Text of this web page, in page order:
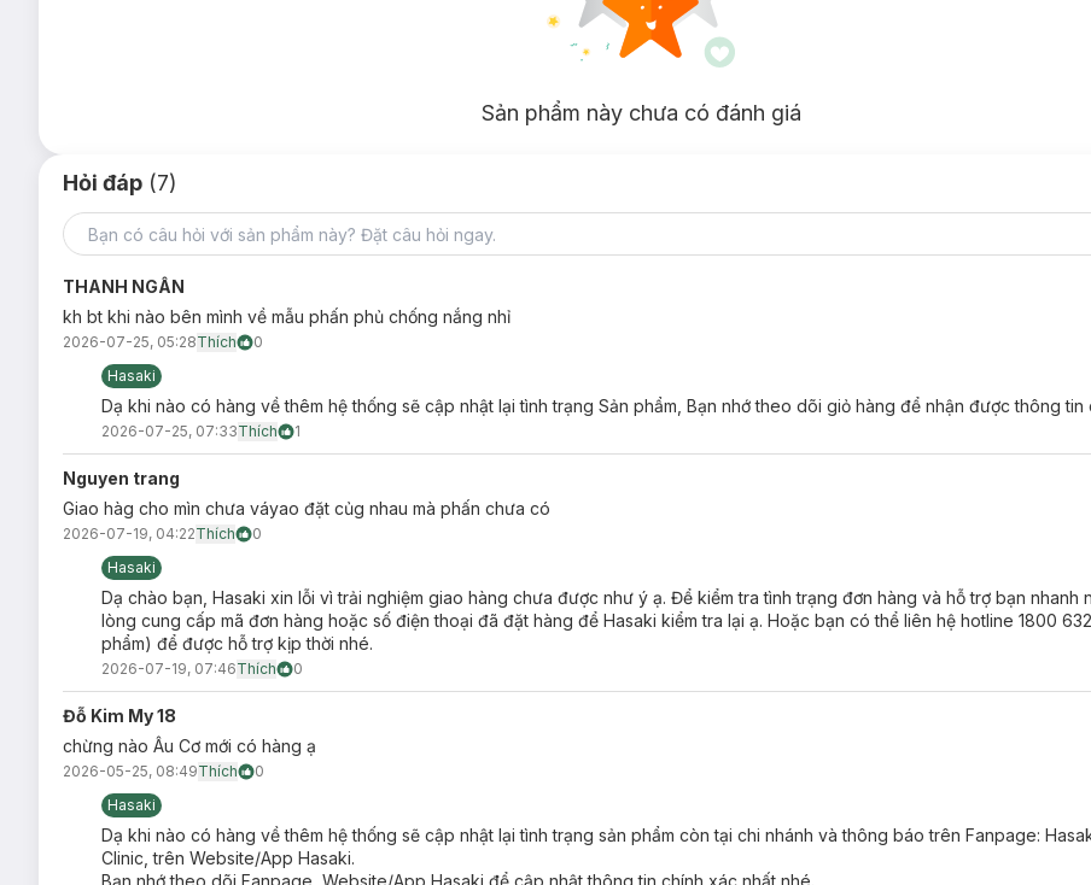
Phấn Phủ Carslan Black Magnet Soft Focus Powder phù hợp với loại da nào?
Phiên bản thường thích hợp mọi loại da, đặc biệt
Phiên bản kiềm dầu thích hợp
Phiên bản nhạy cảm thích hợp cho mọi loại da, đặc biệt
Ưu thế nổi bật của Phấn Phủ Carslan Black Magnet Soft Focus Powder:
Thành phần kiềm dầu 5ZCatch
Sản phẩm này chưa có đánh giá
Hỏi đáp (7)
THANH NGÂN
kh bt khi nào bên mình về mẫu phấn phủ chống nắng nhỉ
2026-07-25, 05:28Thích
0
Hasaki
Dạ khi nào có hàng về thêm hệ thống sẽ cập nhật lại tình trạng Sản phẩm, Bạn nhớ theo dõi giỏ hàng để nhận được thông tin
2026-07-25, 07:33Thích 1
Nguyen trang
Giao hàg cho mìn chưa váyao đặt củg nhau mà phấn chưa có
2026-07-19, 04:22Thích
0
Hasaki
Dạ chào bạn, Hasaki xin lỗi vì trải nghiệm giao hàng chưa được như ý ạ. Để kiểm tra tình trạng đơn hàng và hỗ trợ bạn nhanh
lòng cung cấp mã đơn hàng hoặc số điện thoại đã đặt hàng để Hasaki kiểm tra lại ạ. Hoặc bạn có thể liên hệ hotline 1800
phẩm) để được hỗ trợ kịp thời nhé.
2026-07-19, 07:46Thích 0
Đỗ Kim My 18
chừng nào Âu Cơ mới có hàng ạ
2026-05-25, 08:49Thích
0
Hasaki
Dạ khi nào có hàng về thêm hệ thống sẽ cập nhật lại tình trạng sản phẩm còn tại chi nhánh và thông báo trên Fanpage:
Clinic, trên Website/App Hasaki.
Bạn nhớ theo dõi Fanpage, Website/App Hasaki để cập nhật thông tin chính xác nhất nhé.